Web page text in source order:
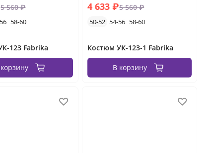
5 560 ₽
58-60
123 Fabrika
4 633 ₽5 560 ₽
50-52 54-56 58-60
Костюм УК-123-1 Fabrika
В корзину